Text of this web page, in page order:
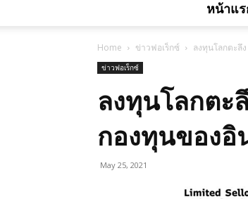
หน้าแ
Home ข่าวฟอเร็กซ์ ลงทุนโลกตะลึ
ข่าวฟอเร็กซ์
ลงทุนโลกตะ
กองทุนของอิ
May 25, 2021